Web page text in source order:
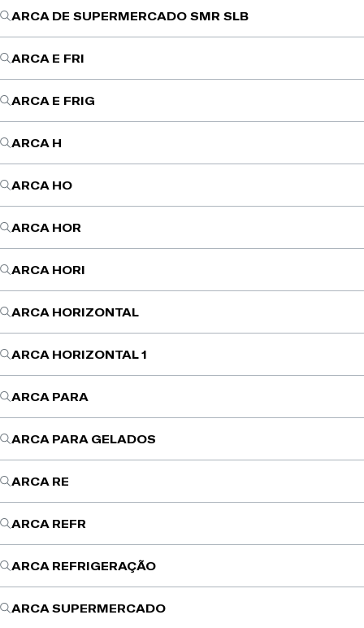
ARCA DE SUPERMERCADO SMR SLB
ARCA E FRI
ARCA E FRIG
ARCA H
ARCA HO
ARCA HOR
ARCA HORI
ARCA HORIZONTAL
ARCA HORIZONTAL 1
ARCA PARA
ARCA PARA GELADOS
ARCA RE
ARCA REFR
ARCA REFRIGERAÇÃO
ARCA SUPERMERCADO